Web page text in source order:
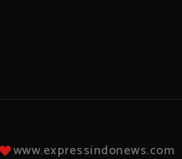
www.expressindonews.com